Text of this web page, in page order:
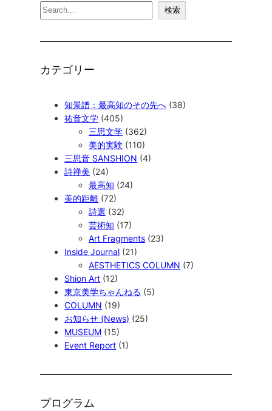
検
索
検索
カテゴリー
知景譜：最高知のその先へ (38)
祐音文学 (405)
三思文学 (362)
美的実験 (110)
三思音 SANSHION (4)
詩禅美 (24)
最高知 (24)
美的距離 (72)
詩選 (32)
芸術知 (17)
Art Fragments (23)
Inside Journal (21)
AESTHETICS COLUMN (7)
Shion Art (12)
東京美学ちゃんねる (5)
COLUMN (19)
お知らせ (News) (25)
MUSEUM (15)
Event Report (1)
プログラム